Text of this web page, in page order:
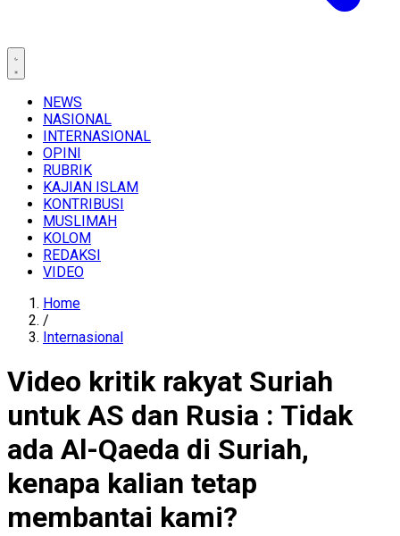
NEWS
NASIONAL
INTERNASIONAL
OPINI
RUBRIK
KAJIAN ISLAM
KONTRIBUSI
MUSLIMAH
KOLOM
REDAKSI
VIDEO
Home
/
Internasional
Video kritik rakyat Suriah
untuk AS dan Rusia : Tidak
ada Al-Qaeda di Suriah,
kenapa kalian tetap
membantai kami?